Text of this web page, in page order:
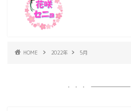
HOME 2022年 5月